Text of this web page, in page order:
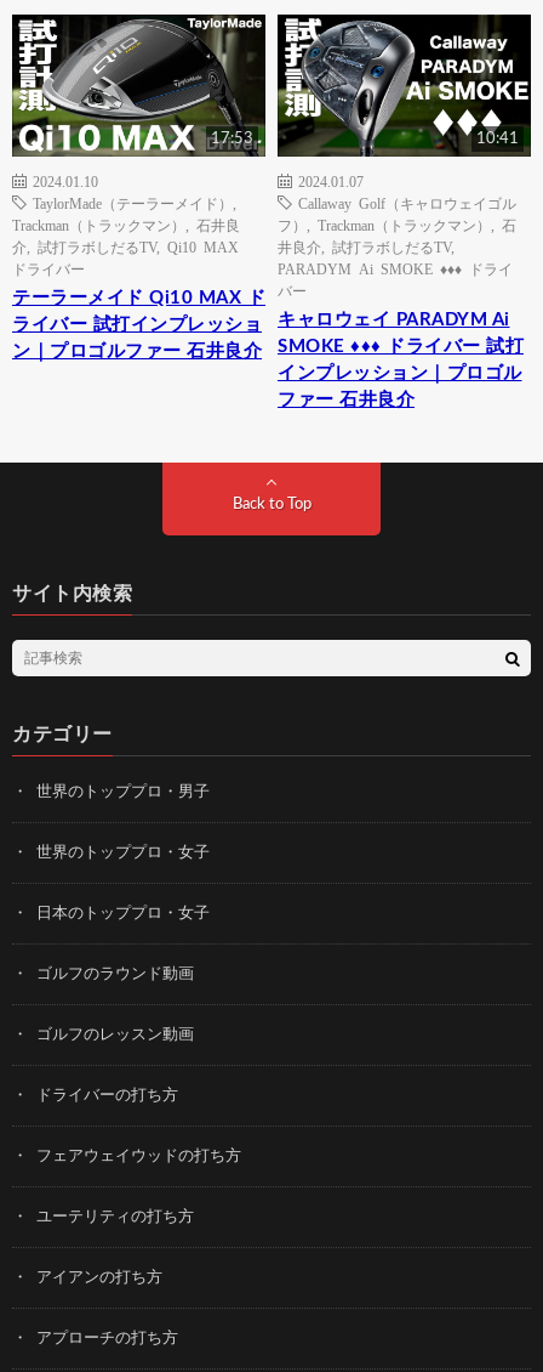
17:53
2024.01.10
TaylorMade（テーラーメイド）
Trackman（トラックマン）
石井良
介
試打ラボしだるTV, Qi10 MAX
ドライバー
テーラーメイド Qi10 MAX ド
ライバー 試打インプレッショ
ン｜プロゴルファー 石井良介
10:41
2024.01.07
Callaway Golf（キャロウェイゴル
フ）
Trackman（トラックマン）
石
井良介
試打ラボしだるTV,
PARADYM Ai SMOKE ♦♦♦ ドライ
バー
キャロウェイ PARADYM Ai
SMOKE ♦♦♦ ドライバー 試打
インプレッション｜プロゴル
ファー 石井良介
Back to Top
サイト内検索
カテゴリー
世界のトッププロ・男子
世界のトッププロ・女子
日本のトッププロ・女子
ゴルフのラウンド動画
ゴルフのレッスン動画
ドライバーの打ち方
フェアウェイウッドの打ち方
ユーテリティの打ち方
アイアンの打ち方
アプローチの打ち方